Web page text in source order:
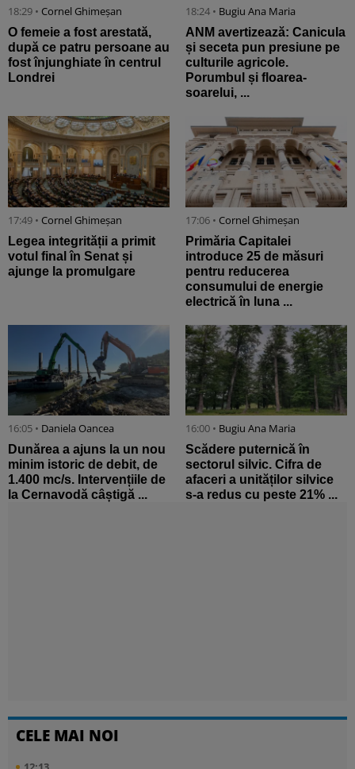
18:29 • Cornel Ghimeșan
O femeie a fost arestată,
după ce patru persoane au
fost înjunghiate în centrul
Londrei
18:24 • Bugiu ⁠Ana Maria
ANM avertizează: Canicula
și seceta pun presiune pe
culturile agricole.
Porumbul și floarea-
soarelui, ...
17:49 • Cornel Ghimeșan
Legea integrității a primit
votul final în Senat și
ajunge la promulgare
17:06 • Cornel Ghimeșan
Primăria Capitalei
introduce 25 de măsuri
pentru reducerea
consumului de energie
electrică în luna ...
16:05 • Daniela Oancea
Dunărea a ajuns la un nou
minim istoric de debit, de
1.400 mc/s. Intervențiile de
la Cernavodă câștigă ...
16:00 • Bugiu ⁠Ana Maria
Scădere puternică în
sectorul silvic. Cifra de
afaceri a unităților silvice
s-a redus cu peste 21% ...
CELE MAI NOI